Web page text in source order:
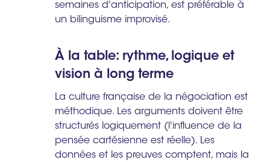
semaines d'anticipation, est préférable à
un bilinguisme improvisé.
À la table: rythme, logique et
vision à long terme
La culture française de la négociation est
méthodique. Les arguments doivent être
structurés logiquement (l'influence de la
pensée cartésienne est réelle). Les
données et les preuves comptent, mais la